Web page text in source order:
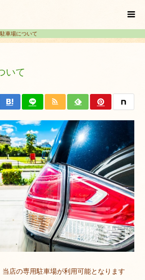
車場について
いて
当店の専用駐車場が利用可能となります